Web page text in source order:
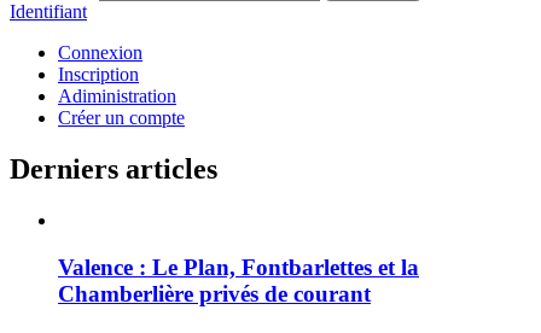
Identifiant
Connexion
Inscription
Adiministration
Créer un compte
Derniers articles
Valence : Le Plan, Fontbarlettes et la
Chamberlière privés de courant